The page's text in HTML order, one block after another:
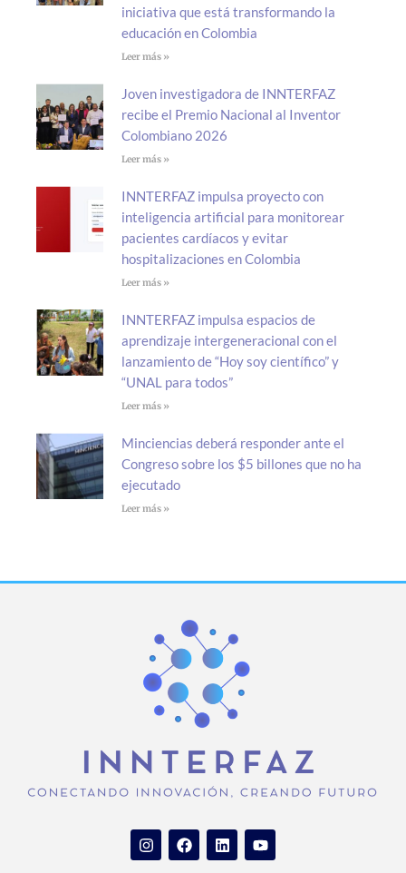
iniciativa que está transformando la
educación en Colombia
Leer más »
Joven investigadora de INNTERFAZ
recibe el Premio Nacional al Inventor
Colombiano 2026
Leer más »
INNTERFAZ impulsa proyecto con
inteligencia artificial para monitorear
pacientes cardíacos y evitar
hospitalizaciones en Colombia
Leer más »
INNTERFAZ impulsa espacios de
aprendizaje intergeneracional con el
lanzamiento de “Hoy soy científico” y
“UNAL para todos”
Leer más »
Minciencias deberá responder ante el
Congreso sobre los $5 billones que no ha
ejecutado
Leer más »